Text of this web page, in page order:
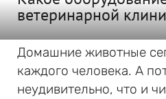
ветеринарной
Домашние животные
каждого человека. А
неудивительно, что и